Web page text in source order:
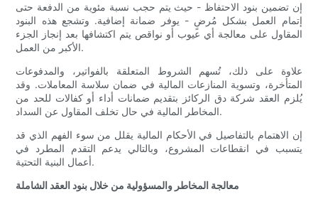
إن تضمين بنود الاحتفاظ - حيث يتم حجب نسبة مئوية من الدفعة حتى
إتمام العمل بشكل مُرضٍ - يوفر ضمانة إضافية. وتشجع هذه البنود
المقاول على معالجة أي عيوب أو نواقص يتم اكتشافها بعد إنجاز الجزء
الأكبر من العمل.
علاوة على ذلك، تُسهم الشروط المتعلقة بالفواتير، والمدفوعات
المتأخرة، وتسوية المنازعات المالية في ضمان سلاسة المعاملات. وقد
يُلزم العقد شركة دق الركائز بتقديم ضمانات أداء أو كفالات للحد من
المخاطر المالية في حال تخلف المقاول عن السداد.
إن الاهتمام بالتفاصيل في الأحكام المالية يقلل من سوء الفهم الذي قد
يتسبب في انقطاعات المشروع، وبالتالي يدعم التقدم المطرد في
أعمال البنية التحتية.
معالجة المخاطر والمسؤولية من خلال بنود العقد الشاملة